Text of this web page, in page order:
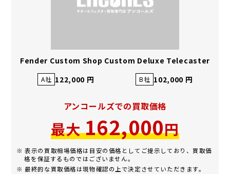
Fender Custom Shop Custom Deluxe Telecaster
A社 122,000 円 B社 102,000 円
アンコールズでの買取価格
最大162,000円
※ 表示の買取相場価格は目安の価格としてご提示しており、買取価
格を保証するものではございません。
※ 最終的な買取価格は現物確認の上で決定させていただきます。